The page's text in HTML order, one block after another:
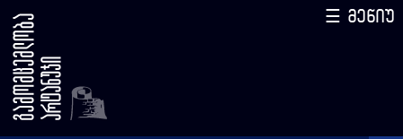
წიგნები
☰ მენიუ